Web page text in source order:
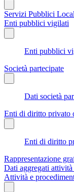
Servizi Pubblici
Enti pubblici vigilati
Enti pubblici
Società partecipate
Dati società
Enti di diritto privato
Enti di diritto
Rappresentazione
Dati aggregati
Attività e